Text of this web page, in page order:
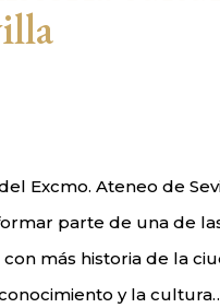
Excmo. Ateneo de
parte de una de
más historia de la
y la